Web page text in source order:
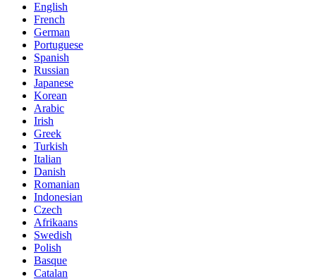
English
French
German
Portuguese
Spanish
Russian
Japanese
Korean
Arabic
Irish
Greek
Turkish
Italian
Danish
Romanian
Indonesian
Czech
Afrikaans
Swedish
Polish
Basque
Catalan